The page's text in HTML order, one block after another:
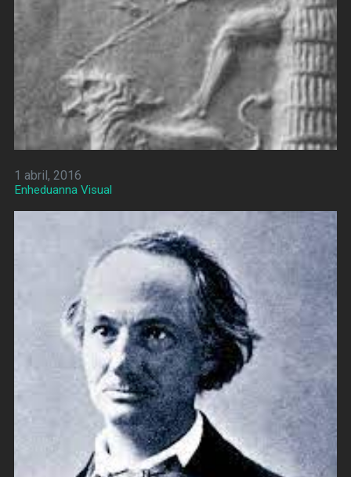
1 abril, 2016
Enheduanna Visual